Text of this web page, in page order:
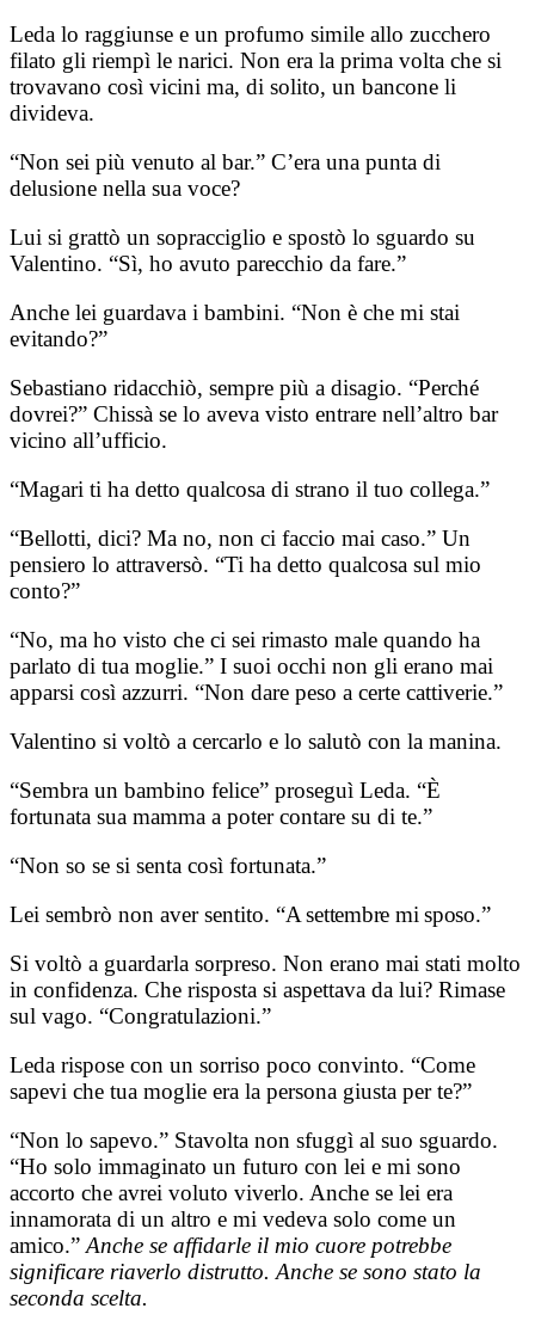
Leda lo raggiunse e un profumo simile allo zucchero
filato gli riempì le narici. Non era la prima volta che si
trovavano così vicini ma, di solito, un bancone li
divideva.
“Non sei più venuto al bar.” C’era una punta di
delusione nella sua voce?
Lui si grattò un sopracciglio e spostò lo sguardo su
Valentino. “Sì, ho avuto parecchio da fare.”
Anche lei guardava i bambini. “Non è che mi stai
evitando?”
Sebastiano ridacchiò, sempre più a disagio. “Perché
dovrei?” Chissà se lo aveva visto entrare nell’altro bar
vicino all’ufficio.
“Magari ti ha detto qualcosa di strano il tuo collega.”
“Bellotti, dici? Ma no, non ci faccio mai caso.” Un
pensiero lo attraversò. “Ti ha detto qualcosa sul mio
conto?”
“No, ma ho visto che ci sei rimasto male quando ha
parlato di tua moglie.” I suoi occhi non gli erano mai
apparsi così azzurri. “Non dare peso a certe cattiverie.”
Valentino si voltò a cercarlo e lo salutò con la manina.
“Sembra un bambino felice” proseguì Leda. “È
fortunata sua mamma a poter contare su di te.”
“Non so se si senta così fortunata.”
Lei sembrò non aver sentito. “A settembre mi sposo.”
Si voltò a guardarla sorpreso. Non erano mai stati molto
in confidenza. Che risposta si aspettava da lui? Rimase
sul vago. “Congratulazioni.”
Leda rispose con un sorriso poco convinto. “Come
sapevi che tua moglie era la persona giusta per te?”
“Non lo sapevo.” Stavolta non sfuggì al suo sguardo.
“Ho solo immaginato un futuro con lei e mi sono
accorto che avrei voluto viverlo. Anche se lei era
innamorata di un altro e mi vedeva solo come un
amico.”Anche se affidarle il mio cuore potrebbe
significare riaverlo distrutto. Anche se sono stato la
seconda scelta.